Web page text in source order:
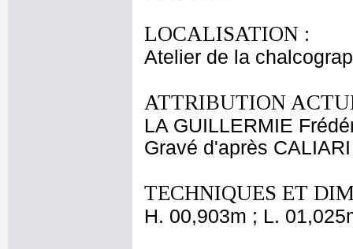
LOCALISATION :
Atelier de la
ATTRIBUTION
LA GUILLERMIE
Gravé d'après
TECHNIQUES ET
H. 00,903m ; L.